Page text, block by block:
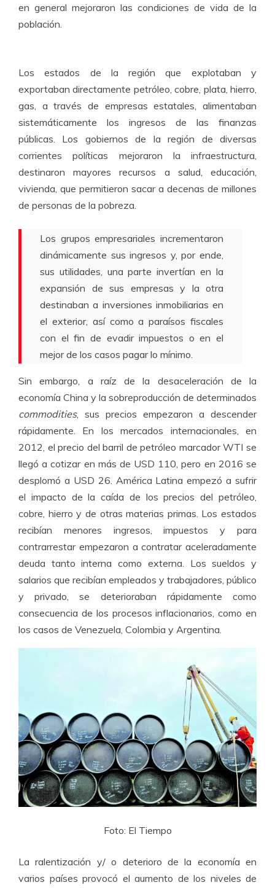
en general mejoraron las condiciones de vida de la
población.
Los estados de la región que explotaban y
exportaban directamente petróleo, cobre, plata, hierro,
gas, a través de empresas estatales, alimentaban
sistemáticamente los ingresos de las finanzas
públicas. Los gobiernos de la región de diversas
corrientes políticas mejoraron la infraestructura,
destinaron mayores recursos a salud, educación,
vivienda, que permitieron sacar a decenas de millones
de personas de la pobreza.
Los grupos empresariales incrementaron
dinámicamente sus ingresos y, por ende,
sus utilidades, una parte invertían en la
expansión de sus empresas y la otra
destinaban a inversiones inmobiliarias en
el exterior, así como a paraísos fiscales
con el fin de evadir impuestos o en el
mejor de los casos pagar lo mínimo.
Sin embargo, a raíz de la desaceleración de la
economía China y la sobreproducción de determinados
commodities, sus precios empezaron a descender
rápidamente. En los mercados internacionales, en
2012, el precio del barril de petróleo marcador WTI se
llegó a cotizar en más de USD 110, pero en 2016 se
desplomó a USD 26. América Latina empezó a sufrir
el impacto de la caída de los precios del petróleo,
cobre, hierro y de otras materias primas. Los estados
recibían menores ingresos, impuestos y para
contrarrestar empezaron a contratar aceleradamente
deuda tanto interna como externa. Los sueldos y
salarios que recibían empleados y trabajadores, público
y privado, se deterioraban rápidamente como
consecuencia de los procesos inflacionarios, como en
los casos de Venezuela, Colombia y Argentina.
Foto: El Tiempo
La ralentización y/ o deterioro de la economía en
varios países provocó el aumento de los niveles de